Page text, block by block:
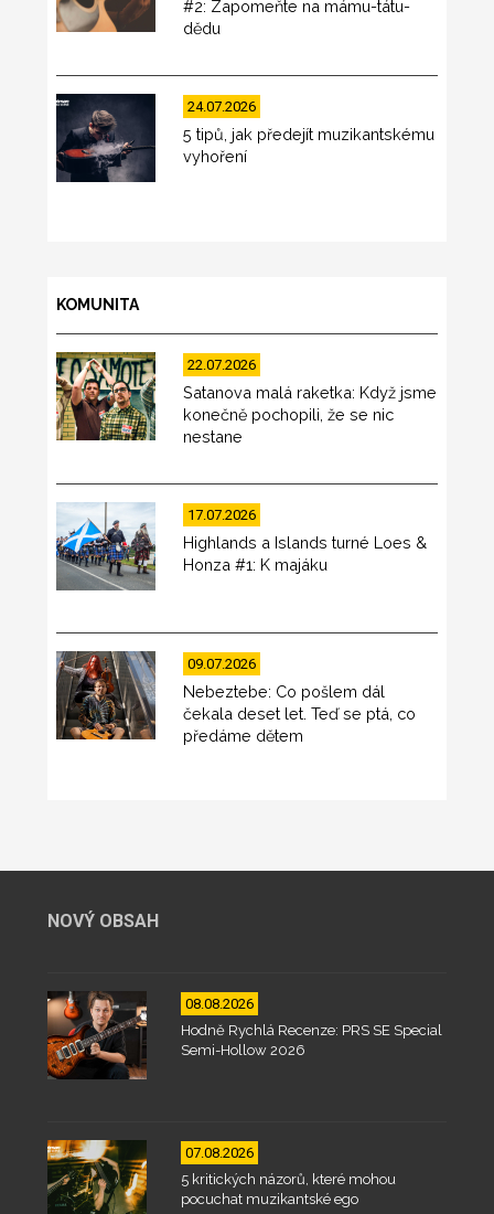
#2: Zapomeňte na mámu-tátu-
dědu
24.07.2026
5 tipů, jak předejít muzikantskému
vyhoření
KOMUNITA
22.07.2026
Satanova malá raketka: Když jsme
konečně pochopili, že se nic
nestane
17.07.2026
Highlands a Islands turné Loes &
Honza #1: K majáku
09.07.2026
Nebeztebe: Co pošlem dál
čekala deset let. Teď se ptá, co
předáme dětem
NOVÝ OBSAH
08.08.2026
Hodně Rychlá Recenze: PRS SE Special
Semi-Hollow 2026
07.08.2026
5 kritických názorů, které mohou
pocuchat muzikantské ego